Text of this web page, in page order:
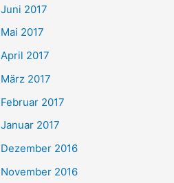
Juni 2017
Mai 2017
April 2017
März 2017
Februar 2017
Januar 2017
Dezember 2016
November 2016